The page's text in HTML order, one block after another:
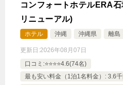
コンフォートホテルERA
リニューアル)
ホテル 沖縄 沖縄県 離島
更新日:2026年08月07日
口コミ:⭐️⭐️⭐️⭐️4.6(74名)
最も安い料金（1泊1名料金）: 3.6